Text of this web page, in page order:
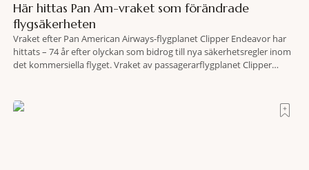
Här hittas Pan Am-vraket som förändrade
flygsäkerheten
Vraket efter Pan American Airways-flygplanet Clipper Endeavor har
hittats – 74 år efter olyckan som bidrog till nya säkerhetsregler inom
det kommersiella flyget. Vraket av passagerarflygplanet Clipper
lokaliserades den 2 juni i år med hjälp